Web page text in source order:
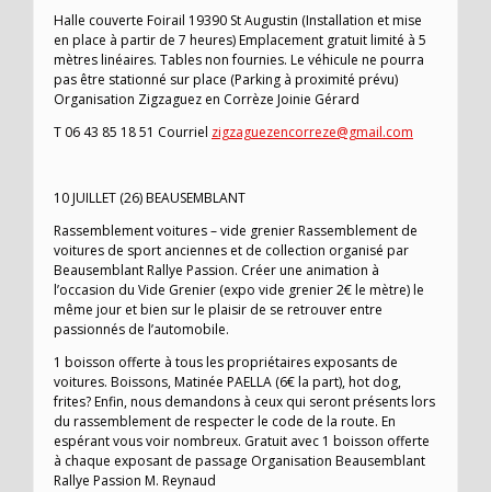
Halle couverte Foirail 19390 St Augustin (Installation et mise
en place à partir de 7 heures) Emplacement gratuit limité à 5
mètres linéaires. Tables non fournies. Le véhicule ne pourra
pas être stationné sur place (Parking à proximité prévu)
Organisation Zigzaguez en Corrèze Joinie Gérard
T 06 43 85 18 51 Courriel zigzaguezencorreze@gmail.com
10 JUILLET (26) BEAUSEMBLANT
Rassemblement voitures – vide grenier Rassemblement de
voitures de sport anciennes et de collection organisé par
Beausemblant Rallye Passion. Créer une animation à
l’occasion du Vide Grenier (expo vide grenier 2€ le mètre) le
même jour et bien sur le plaisir de se retrouver entre
passionnés de l’automobile.
1 boisson offerte à tous les propriétaires exposants de
voitures. Boissons, Matinée PAELLA (6€ la part), hot dog,
frites? Enfin, nous demandons à ceux qui seront présents lors
du rassemblement de respecter le code de la route. En
espérant vous voir nombreux. Gratuit avec 1 boisson offerte
à chaque exposant de passage Organisation Beausemblant
Rallye Passion M. Reynaud